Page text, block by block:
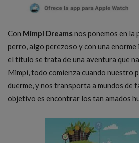
Con Mimpi Dreamsnos ponemos en la
perro, algo perezoso y con una enorme
el titulo se trata de una aventura que
Mimpi, todo comienza cuando nuestro
duerme, y nos transporta a mundos de
objetivo es encontrar los tan amados